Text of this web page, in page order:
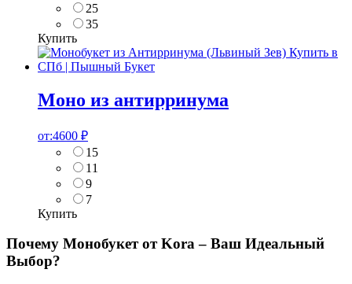
25
35
Купить
Моно из антирринума
от:4600 ₽
15
11
9
7
Купить
Почему Монобукет от Kora – Ваш Идеальный
Выбор?